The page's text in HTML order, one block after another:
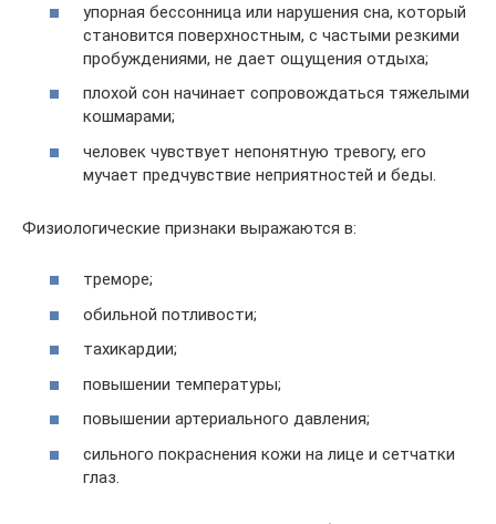
упорная бессонница или нарушения сна, который
становится поверхностным, с частыми резкими
пробуждениями, не дает ощущения отдыха;
плохой сон начинает сопровождаться тяжелыми
кошмарами;
человек чувствует непонятную тревогу, его
мучает предчувствие неприятностей и беды.
Физиологические признаки выражаются в:
треморе;
обильной потливости;
тахикардии;
повышении температуры;
повышении артериального давления;
сильного покраснения кожи на лице и сетчатки
глаз.